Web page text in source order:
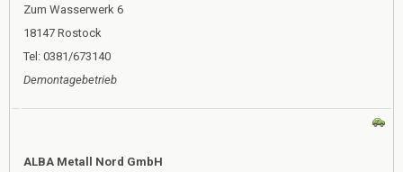
Zum Wasserwerk 6
18147 Rostock
Tel: 0381/673140
Demontagebetrieb
ALBA Metall Nord GmbH